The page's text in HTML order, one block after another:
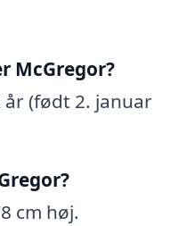
McGregor?
år (født 2. januar
cm høj.